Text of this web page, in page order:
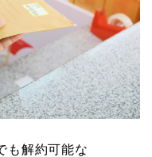
も解約可能な